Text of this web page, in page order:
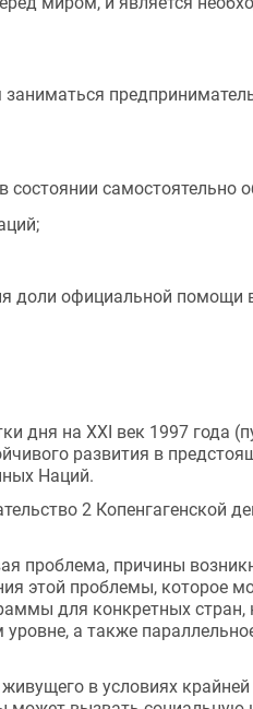
самостоятельно
доли официальной помощи
дня на XXI век 1997 года
развития в
Наций.
2 Копенгагенской
проблема, причины
этой проблемы, которое
для конкретных стран,
а также
в условиях